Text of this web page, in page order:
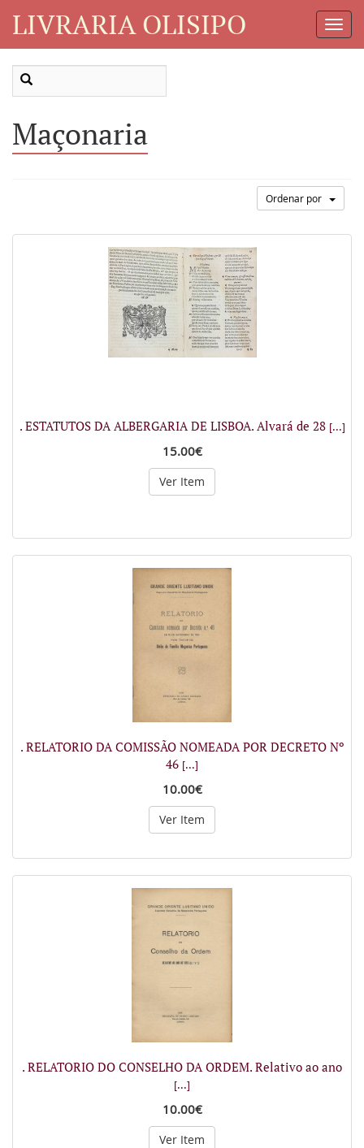
LIVRARIA OLISIPO
Maçonaria
Ordenar por
. ESTATUTOS DA ALBERGARIA DE LISBOA. Alvará de 28 [...]
15.00€
Ver Item
. RELATORIO DA COMISSÃO NOMEADA POR DECRETO Nº
46 [...]
10.00€
Ver Item
. RELATORIO DO CONSELHO DA ORDEM. Relativo ao ano
[...]
10.00€
Ver Item